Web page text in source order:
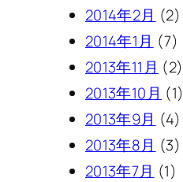
2014年2月 (2)
2014年1月 (7)
2013年11月 (2)
2013年10月 (1)
2013年9月 (4)
2013年8月 (3)
2013年7月 (1)